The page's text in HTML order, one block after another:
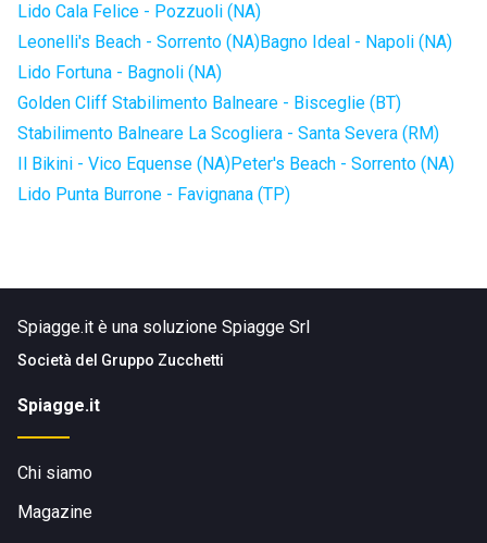
Lido Cala Felice - Pozzuoli (NA)
Leonelli's Beach - Sorrento (NA)Bagno Ideal - Napoli (NA)
Lido Fortuna - Bagnoli (NA)
Golden Cliff Stabilimento Balneare - Bisceglie (BT)
Stabilimento Balneare La Scogliera - Santa Severa (RM)
Il Bikini - Vico Equense (NA)Peter's Beach - Sorrento (NA)
Lido Punta Burrone - Favignana (TP)
Spiagge.it è una soluzione Spiagge Srl
Società del Gruppo Zucchetti
Spiagge.it
Chi siamo
Magazine